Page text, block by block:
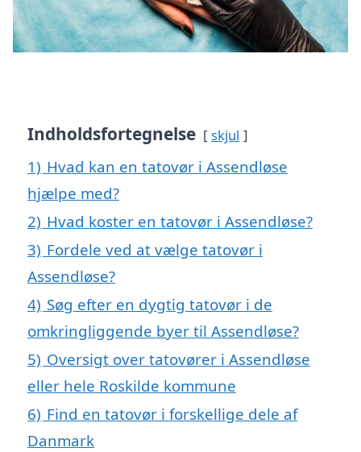
Indholdsfortegnelse skjul
1) Hvad kan en tatovør i Assendløse
hjælpe med?
2) Hvad koster en tatovør i Assendløse?
3) Fordele ved at vælge tatovør i
Assendløse?
4) Søg efter en dygtig tatovør i de
omkringliggende byer til Assendløse?
5) Oversigt over tatovører i Assendløse
eller hele Roskilde kommune
6) Find en tatovør i forskellige dele af
Danmark